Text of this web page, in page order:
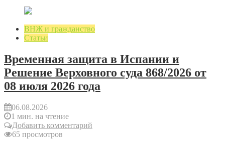
ВНЖ и гражданство
Статьи
Временная защита в Испании и
Решение Верховного суда 868/2026 от
08 июля 2026 года
06.08.2026
1 мин. на чтение
Добавить комментарий
65 просмотров